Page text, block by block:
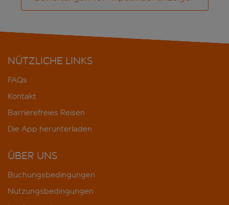
NÜTZLICHE LINKS
FAQs
Kontakt
Barrierefreies Reisen
Die App herunterladen
ÜBER UNS
Buchungsbedingungen
Nutzungsbedingungen